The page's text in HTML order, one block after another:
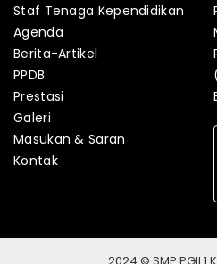
Staf Tenaga Kependidikan
Agenda
Berita-Artikel
PPDB
Prestasi
Galeri
Masukan & Saran
Kontak